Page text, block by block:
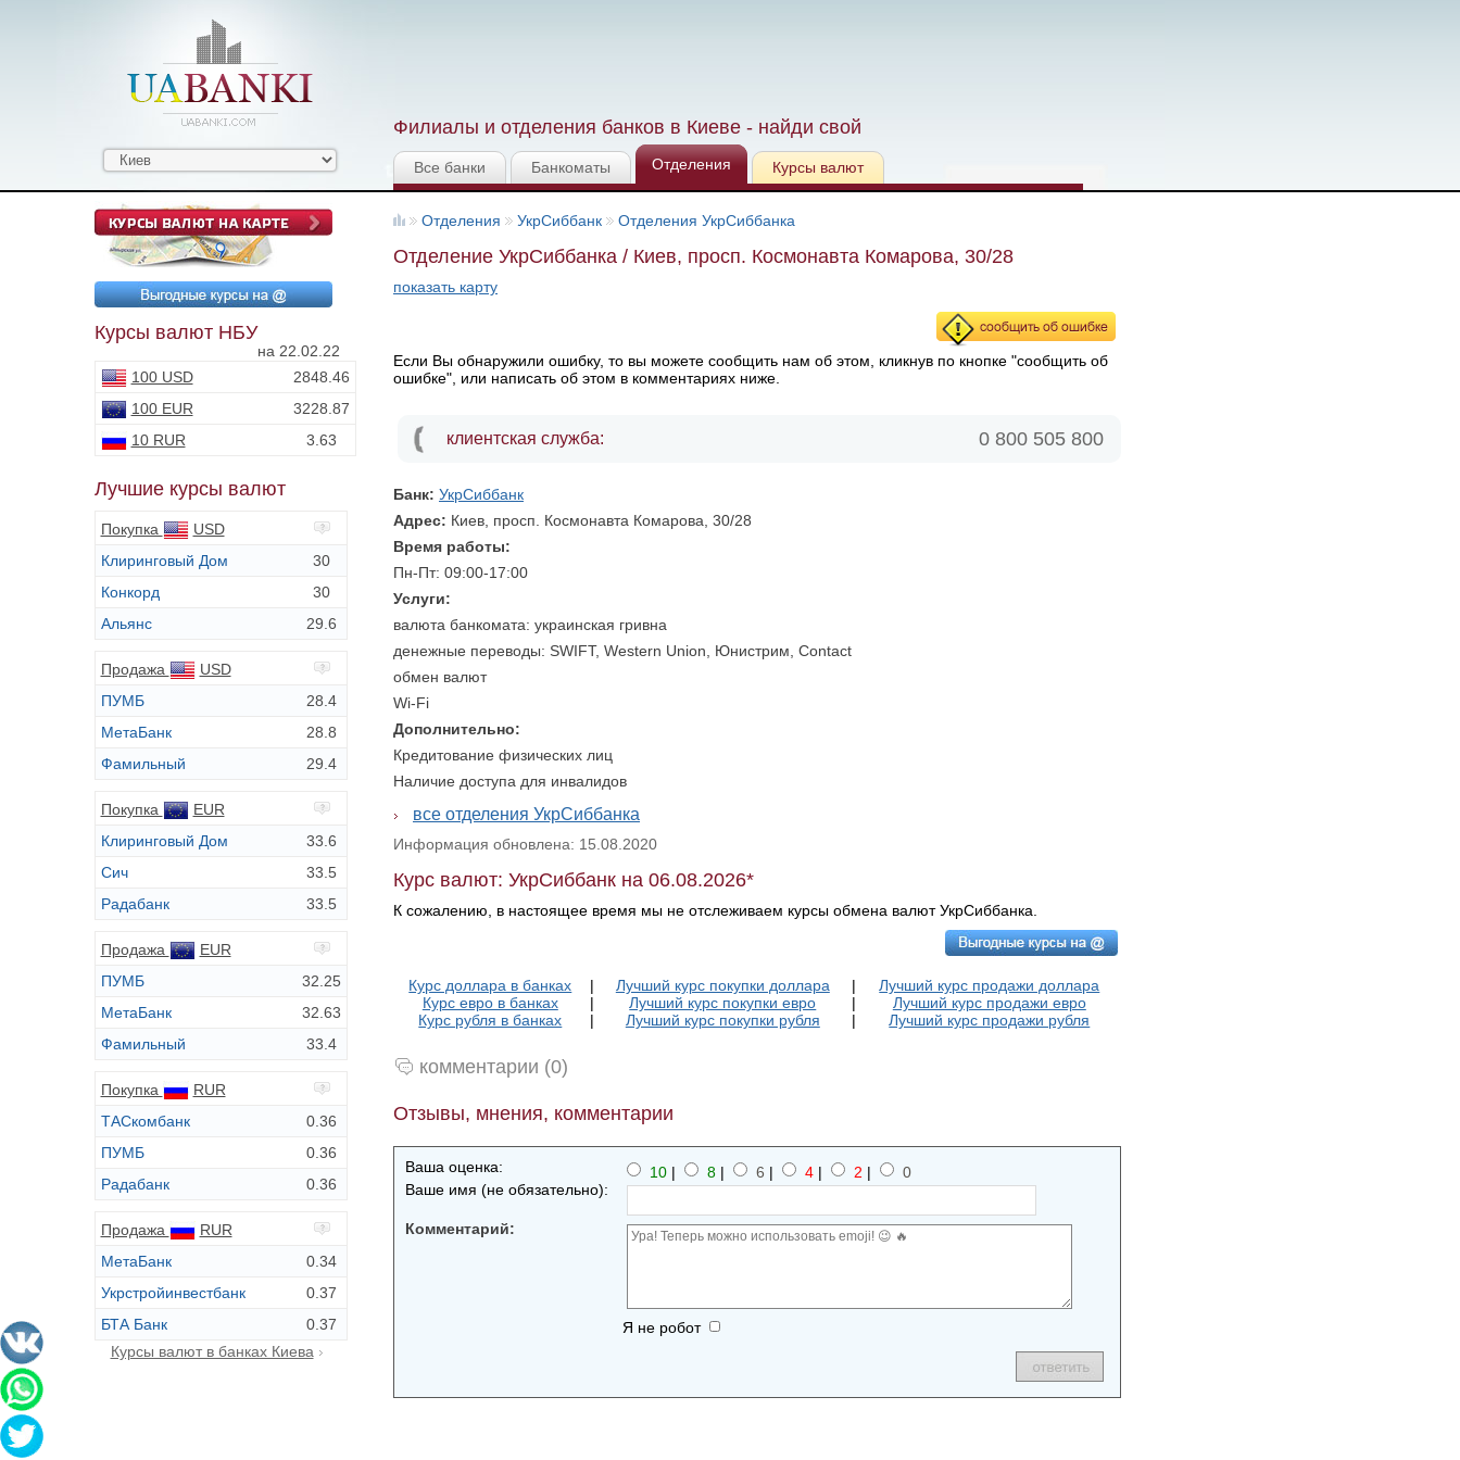
Филиалы и отделения банков в Киеве - найди свой
Все банки Банкоматы Отделения Курсы валют
Курсы валют НБУ
на 22.02.22
100 USD
2848.46
100 EUR
3228.87
10 RUR
3.63
Лучшие курсы валют
Покупка
USD
Клиринговый Дом
30
Конкорд
30
Альянс
29.6
Продажа
USD
ПУМБ
28.4
МетаБанк
28.8
Фамильный
29.4
Покупка
EUR
Клиринговый Дом
33.6
Сич
33.5
Радабанк
33.5
Продажа
EUR
ПУМБ
32.25
МетаБанк
32.63
Фамильный
33.4
Покупка
RUR
ТАСкомбанк
0.36
ПУМБ
0.36
Радабанк
0.36
Продажа
RUR
МетаБанк
0.34
Укрстройинвестбанк
0.37
БТА Банк
0.37
Курсы валют в банках Киева
Отделения УкрСиббанк Отделения УкрСиббанка
Отделение УкрСиббанка / Киев, просп. Космонавта Комарова, 30/28
показать карту
Если Вы обнаружили ошибку, то вы можете сообщить нам об этом, кликнув по кнопке "сообщить об
ошибке", или написать об этом в комментариях ниже.
клиентская служба: 0 800 505 800
Банк: УкрСиббанк
Адрес: Киев, просп. Космонавта Комарова, 30/28
Время работы:
Пн-Пт: 09:00-17:00
Услуги:
валюта банкомата: украинская гривна
денежные переводы: SWIFT, Western Union, Юнистрим, Contact
обмен валют
Wi-Fi
Дополнительно:
Кредитование физических лиц
Наличие доступа для инвалидов
все отделения УкрСиббанка
Информация обновлена: 15.08.2020
Курс валют: УкрСиббанк на 06.08.2026*
К сожалению, в настоящее время мы не отслеживаем курсы обмена валют УкрСиббанка.
Курс доллара в банках | Лучший курс покупки доллара |
Лучший курс продажи доллара
Курс евро в банках
| Лучший курс покупки евро |
Лучший курс продажи евро
Курс рубля в банках
| Лучший курс покупки рубля | Лучший курс продажи рубля
комментарии (0)
Отзывы, мнения, комментарии
Ваша оценка: 10 | 8 | 6 | 4 | 2 |
0
Ваше имя (не обязательно):
Комментарий:
Я не робот